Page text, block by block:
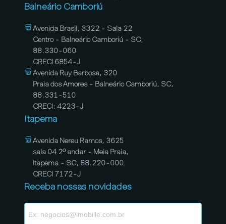
Balneário Camboriú
Avenida Brasil, 3322 - Sala 22
Centro - Balneário Camboriú - SC,
88.330-060
CRECI 6854-J
Avenida Ruy Barbosa, 320
Praia dos Amores - Balneário Camboriú, SC,
88.331-510
CRECI: 4223-J
Itapema
Avenida Nereu Ramos, 3625
sala 04 2º andar - Meia Praia,
Itapema - SC, 88.220-000
CRECI 7172-J
Receba nossas novidades